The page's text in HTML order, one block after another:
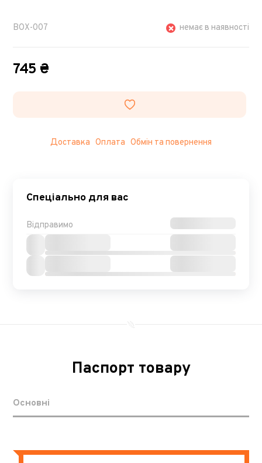
BOX-007 немає в наявності
745 ₴
Доставка Оплата Обмін та повернення
Спеціально для вас
Відправимо
Паспорт товару
Основні